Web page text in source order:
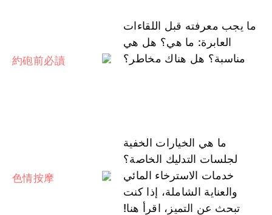
ما يجب معرفته قبل اللقاءات
العابرة: ما هي؟ هل هي
مناسبة؟ هل هناك مخاطر؟
ما هي الخيارات الخفية
لجلسات التدليك الخاصة؟
خدمات الاسترخاء المائي
والعناية الشاملة، إذا كنت
تبحث عن التميز، اقرأ هنا!